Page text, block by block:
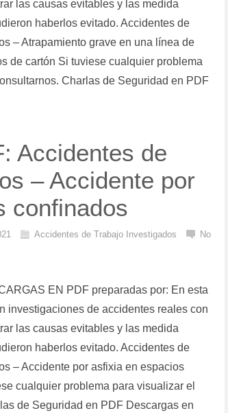
las causas evitables y las medida
haberlos evitado. Accidentes de
– Atrapamiento grave en una línea de
de cartón Si tuviese cualquier problema
Charlas de Seguridad en PDF
Accidentes de
– Accidente por
confinados
Accidentes de Trabajo Investigados
No
EN PDF preparadas por: En esta
investigaciones de accidentes reales con
las causas evitables y las medida
haberlos evitado. Accidentes de
– Accidente por asfixia en espacios
cualquier problema para visualizar el
de Seguridad en PDF Descargas en